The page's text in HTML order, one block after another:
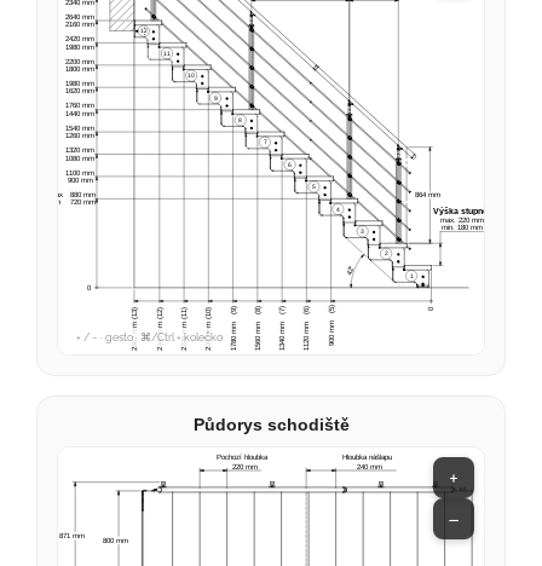
+ / − · gesto · ⌘/Ctrl + kolečko
Půdorys schodiště
+
−